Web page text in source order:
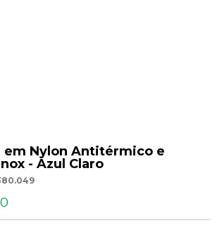
em Nylon Antitérmico e
- Azul Claro